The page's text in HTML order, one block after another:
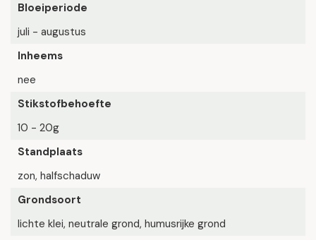
Bloeiperiode
juli - augustus
Inheems
nee
Stikstofbehoefte
10 - 20g
Standplaats
zon, halfschaduw
Grondsoort
lichte klei, neutrale grond, humusrijke grond